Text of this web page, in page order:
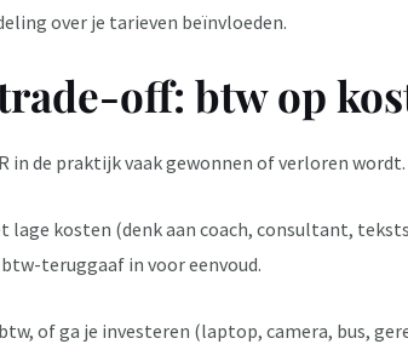
over je tarieven beïnvloeden.
off: btw op
in de praktijk vaak gewonnen of verloren wordt.
lage kosten (denk aan coach, consultant,
teruggaaf in voor eenvoud.
of ga je investeren (laptop, camera, bus,